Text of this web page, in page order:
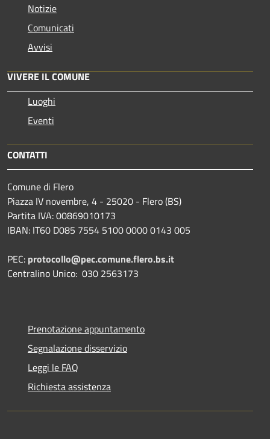
Notizie
Comunicati
Avvisi
VIVERE IL COMUNE
Luoghi
Eventi
CONTATTI
Comune di Flero
Piazza IV novembre, 4 - 25020 - Flero (BS)
Partita IVA: 00869010173
IBAN: IT60 D085 7554 5100 0000 0143 005
PEC: protocollo@pec.comune.flero.bs.it
Centralino Unico: 030 2563173
Prenotazione appuntamento
Segnalazione disservizio
Leggi le FAQ
Richiesta assistenza